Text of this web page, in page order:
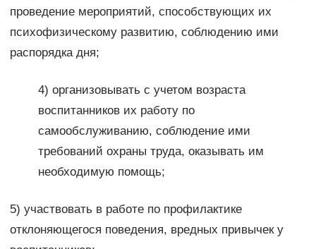
проведение мероприятий, способствующих их
психофизическому развитию, соблюдению ими
распорядка дня;
4) организовывать с учетом возраста
воспитанников их работу по
самообслуживанию, соблюдение ими
требований охраны труда, оказывать им
необходимую помощь;
5) участвовать в работе по профилактике
отклоняющегося поведения, вредных привычек у